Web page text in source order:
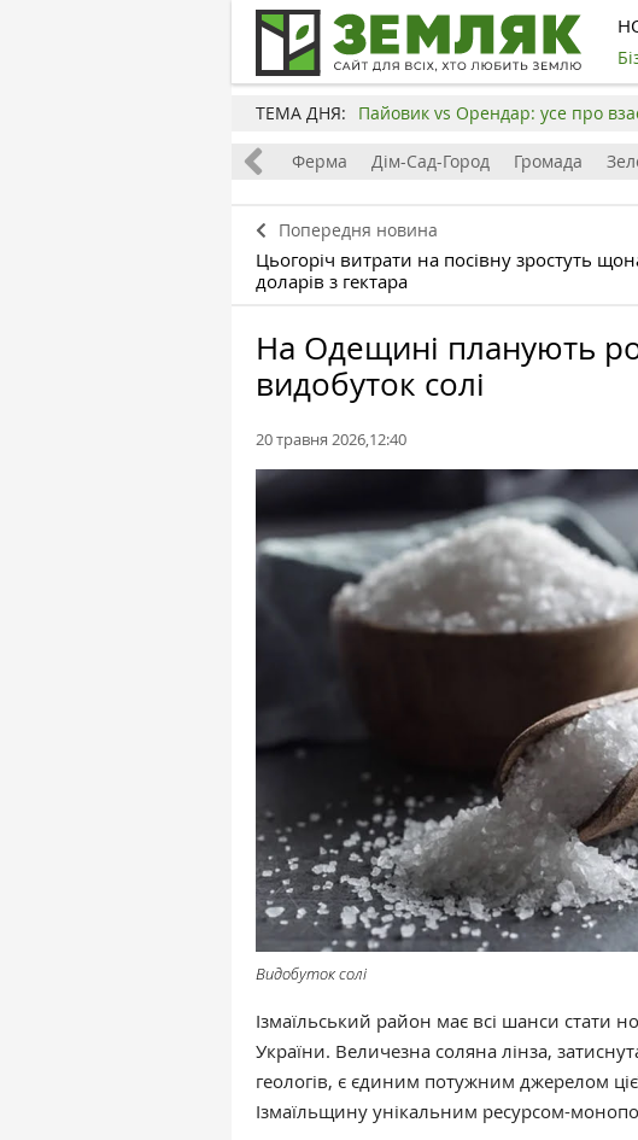
ТЕМА ДНЯ: Пайовик vs Орендар: усе про
Бізнес Ферма Дім-Сад-Город Громада
Попередня новина
Цьогоріч витрати на посівну зростуть
доларів з гектара
На Одещині планують
видобуток солі
20 травня 2026,12:40
Видобуток солі
Ізмаїльський район має всі шанси стати
України. Величезна соляна лінза,
геологів, є єдиним потужним джерелом
Ізмаїльщину унікальним ресурсом-